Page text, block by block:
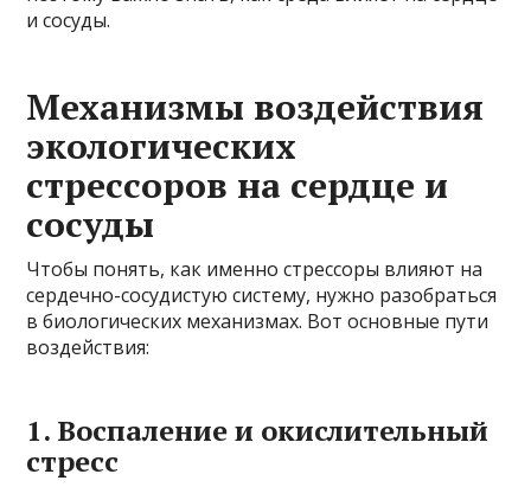
и сосуды.
Механизмы воздействия
экологических
стрессоров на сердце и
сосуды
Чтобы понять, как именно стрессоры влияют на
сердечно-сосудистую систему, нужно разобраться
в биологических механизмах. Вот основные пути
воздействия:
1. Воспаление и окислительный
стресс